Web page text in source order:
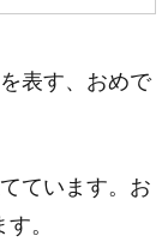
表す、おめで
ています。お
。